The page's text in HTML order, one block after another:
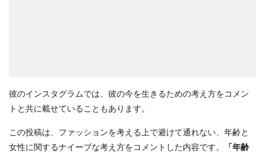
彼のインスタグラムでは、彼の今を生きるための考え方をコメン
トと共に載せていることもあります。
この投稿は、ファッションを考える上で避けて通れない、年齢と
女性に関するナイーブな考え方をコメントした内容です。
「年齢